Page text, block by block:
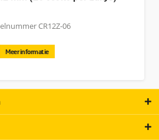
CR12Z-06
Meer informatie